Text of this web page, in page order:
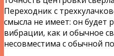
Переходник с
смысла не имеет: он будет
вибрации, как и обычное
несовместима с обычной